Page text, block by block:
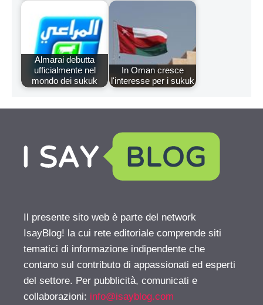
Almarai debutta
ufficialmente nel
mondo dei sukuk
In Oman cresce
l'interesse per i sukuk
Il presente sito web è parte del network
IsayBlog! la cui rete editoriale comprende siti
tematici di informazione indipendente che
contano sul contributo di appassionati ed esperti
del settore. Per pubblicità, comunicati e
collaborazioni: info@isayblog.com